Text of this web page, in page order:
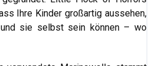
Ihre Kinder großartig aussehen,
sie selbst sein können – wo